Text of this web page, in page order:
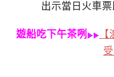
出示當日火車
遊船吃下午茶咧